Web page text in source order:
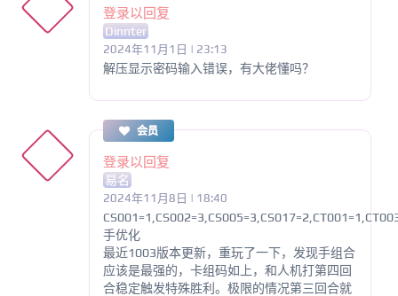
登录以回复
Dinnter
2024年11月1日 | 23:13
解压显示密码输入错误，有大佬懂吗？
会员
登录以回复
易名
2024年11月8日 | 18:40
手优化
最近1003版本更新，重玩了一下，发现手组合
应该是最强的，卡组码如上，和人机打第四回
合稳定触发特殊胜利。极限的情况第三回合就